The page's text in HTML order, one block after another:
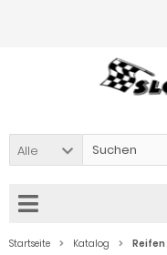
Alle
Startseite Katalog Reifen